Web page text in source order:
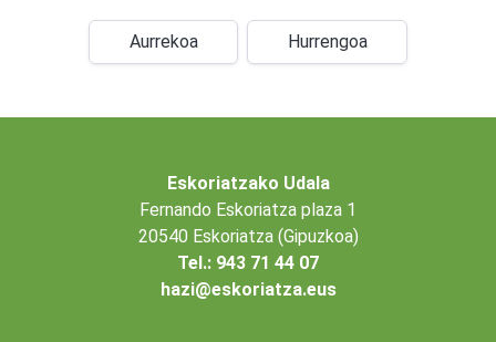
Aurrekoa Hurrengoa
Eskoriatzako Udala
Fernando Eskoriatza plaza 1
20540 Eskoriatza (Gipuzkoa)
Tel.: 943 71 44 07
hazi@eskoriatza.eus